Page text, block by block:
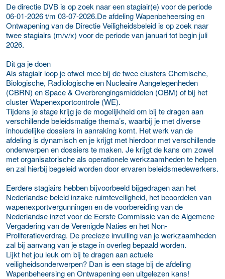
De directie DVB is op zoek naar een stagiair(e) voor de periode
06-01-2026 t/m 03-07-2026.De afdeling Wapenbeheersing en
Ontwapening van de Directie Veiligheidsbeleid is op zoek naar
twee stagiairs (m/v/x) voor de periode van januari tot begin juli
2026.
Dit ga je doen
Als stagiair loop je ofwel mee bij de twee clusters Chemische,
Biologische, Radiologische en Nucleaire Aangelegenheden
(CBRN) en Space & Overbrengingsmiddelen (OBM) of bij het
cluster Wapenexportcontrole (WE).
Tijdens je stage krijg je de mogelijkheid om bij te dragen aan
verschillende beleidsmatige thema’s, waarbij je met diverse
inhoudelijke dossiers in aanraking komt. Het werk van de
afdeling is dynamisch en je krijgt met hierdoor met verschillende
onderwerpen en dossiers te maken. Je krijgt de kans om zowel
met organisatorische als operationele werkzaamheden te helpen
en zal hierbij begeleid worden door ervaren beleidsmedewerkers.
Eerdere stagiairs hebben bijvoorbeeld bijgedragen aan het
Nederlandse beleid inzake ruimteveiligheid, het beoordelen van
wapenexportvergunningen en de voorbereiding van de
Nederlandse inzet voor de Eerste Commissie van de Algemene
Vergadering van de Verenigde Naties en het Non-
Proliferatieverdrag. De precieze invulling van je werkzaamheden
zal bij aanvang van je stage in overleg bepaald worden.
Lijkt het jou leuk om bij te dragen aan actuele
veiligheidsonderwerpen? Dan is een stage bij de afdeling
Wapenbeheersing en Ontwapening een uitgelezen kans!